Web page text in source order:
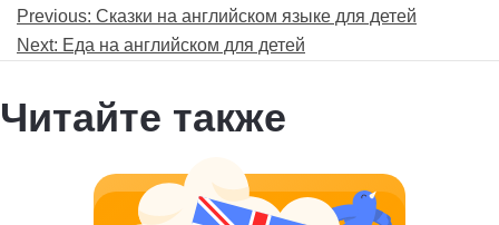
Навигация
по
Previous: Сказки на английском языке для детей
Next: Еда на английском для детей
Читайте также